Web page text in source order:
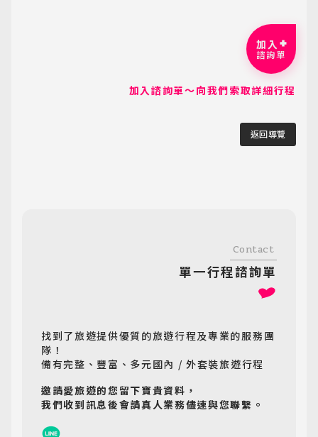
返回導覽
加入諮詢單～向我們索取詳細行程
加入
諮詢單
找到了旅遊提供優質的旅遊行程及專業的服務團
隊！
備有完整、豐富、多元國內 / 外套裝旅遊行程
邀請愛旅遊的您留下寶貴資料，
我們收到訊息後會請真人業務儘速與您聯繫。
Contact
單一行程諮詢單